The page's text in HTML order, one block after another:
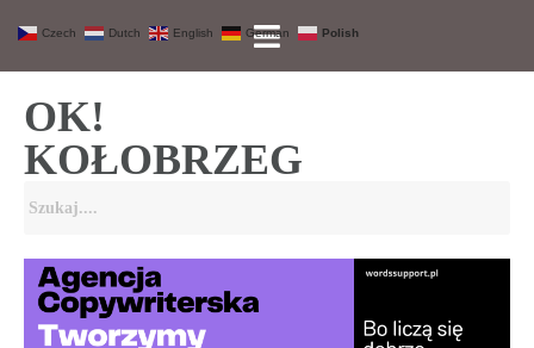
OK!
KOŁOBRZEG
Czech Dutch English German Polish